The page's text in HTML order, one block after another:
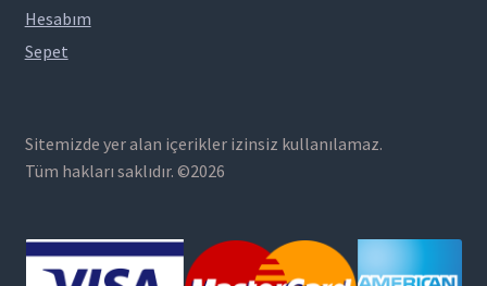
Hesabım
Sepet
Sitemizde yer alan içerikler izinsiz kullanılamaz.
Tüm hakları saklıdır. ©2026